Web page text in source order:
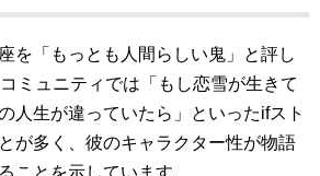
を「もっとも人間らしい鬼」と評し
ミュニティでは「もし恋雪が生きて
人生が違っていたら」といったifスト
が多く、彼のキャラクター性が物語
ことを示しています。